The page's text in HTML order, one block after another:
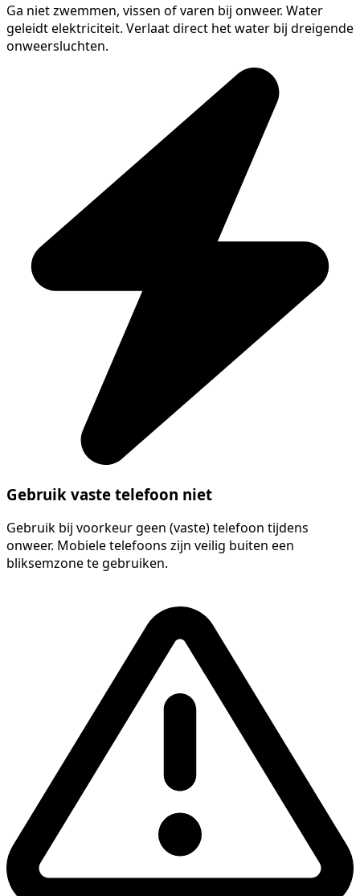
Ga niet zwemmen, vissen of varen bij onweer. Water
geleidt elektriciteit. Verlaat direct het water bij dreigende
onweersluchten.
Gebruik vaste telefoon niet
Gebruik bij voorkeur geen (vaste) telefoon tijdens
onweer. Mobiele telefoons zijn veilig buiten een
bliksemzone te gebruiken.